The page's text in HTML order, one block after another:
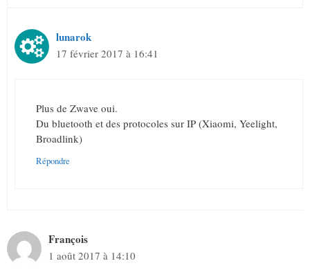
lunarok
17 février 2017 à 16:41
Plus de Zwave oui.
Du bluetooth et des protocoles sur IP (Xiaomi, Yeelight,
Broadlink)
Répondre
François
1 août 2017 à 14:10